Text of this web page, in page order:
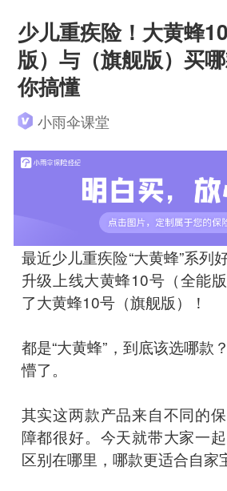
少儿重疾险！大黄蜂
版）与（旗舰版）买
你搞懂
小雨伞课堂
最近少儿重疾险“大黄蜂”系列
升级上线大黄蜂10号（全能
了大黄蜂10号（旗舰版）！
都是“大黄蜂”，到底该选哪款
懵了。
其实这两款产品来自不同的
障都很好。今天就带大家一
区别在哪里，哪款更适合自家